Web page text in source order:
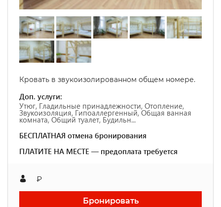
Кровать в звукоизолированном общем номере.
Доп. услуги:
Утюг, Гладильные принадлежности, Отопление,
Звукоизоляция, Гипоаллергенный, Общая ванная
комната, Общий туалет, Будильн...
БЕСПЛАТНАЯ отмена бронирования
ПЛАТИТЕ НА МЕСТЕ — предоплата требуется
₽
Бронировать